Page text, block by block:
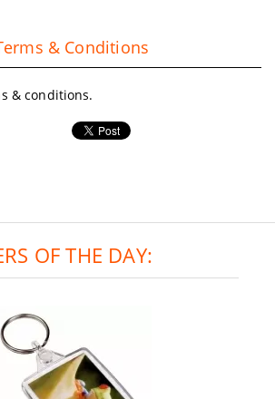
& Conditions
& conditions.
OF THE DAY: